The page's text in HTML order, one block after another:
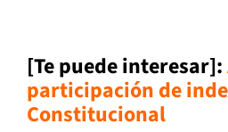
[Te puede interesar]:
participación de
Constitucional